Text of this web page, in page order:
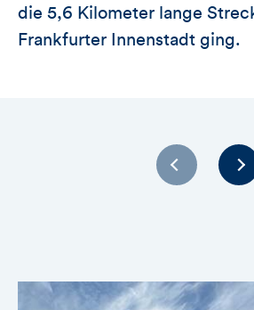
die 5,6 Kilometer lange
Frankfurter Innenstadt ging.